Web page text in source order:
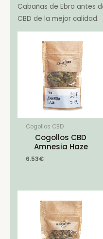
Cabañas de Ebro antes
CBD de la mejor calidad.
Cogollos CBD
Cogollos CBD
Amnesia Haze
6.53€